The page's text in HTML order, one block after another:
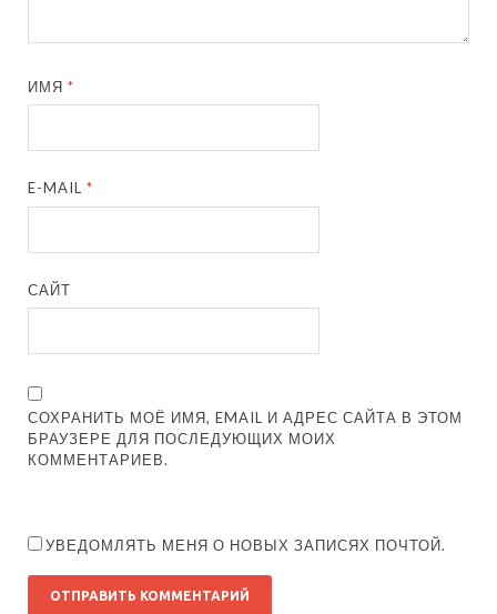
ИМЯ*
E-MAIL*
САЙТ
СОХРАНИТЬ МОЁ ИМЯ, EMAIL И АДРЕС САЙТА В ЭТОМ
БРАУЗЕРЕ ДЛЯ ПОСЛЕДУЮЩИХ МОИХ
КОММЕНТАРИЕВ.
УВЕДОМЛЯТЬ МЕНЯ О НОВЫХ ЗАПИСЯХ ПОЧТОЙ.